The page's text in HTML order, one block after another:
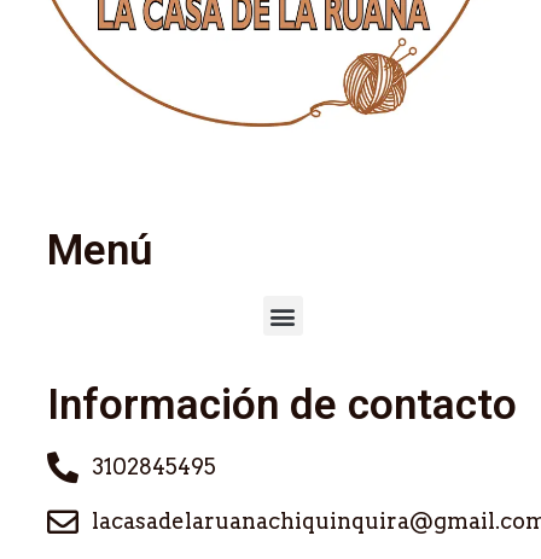
Menú
Información de contacto
3102845495